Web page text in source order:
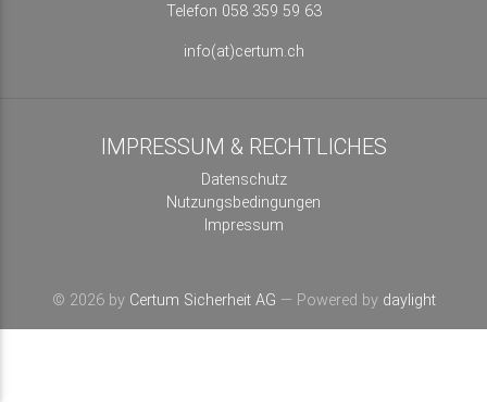
Telefon 058 359 59 63
info(at)certum.ch
IMPRESSUM & RECHTLICHES
Datenschutz
Nutzungsbedingungen
Impressum
© 2026 by Certum Sicherheit AG — Powered by daylight